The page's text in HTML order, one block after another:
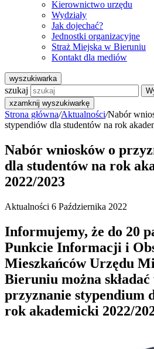
Kierownictwo urzędu
Wydziały
Jak dojechać?
Jednostki organizacyjne
Straż Miejska w Bieruniu
Kontakt dla mediów
wyszukiwarka
szukaj
xzamknij wyszukiwarkę
Strona główna/Aktualności/Nabór
stypendiów dla studentów na rok
Nabór wniosków o
dla studentów na rok
2022/2023
Aktualności 6 Października 2022
Informujemy, że do 20
Punkcie Informacji i
Mieszkańców Urzędu
Bieruniu można
przyznanie stypendium
rok akademicki 2022/